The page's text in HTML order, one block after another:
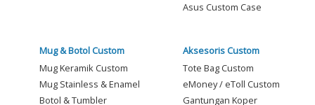
Asus Custom Case
Mug & Botol Custom
Mug Keramik Custom
Mug Stainless & Enamel
Botol & Tumbler
Aksesoris Custom
Tote Bag Custom
eMoney / eToll Custom
Gantungan Koper